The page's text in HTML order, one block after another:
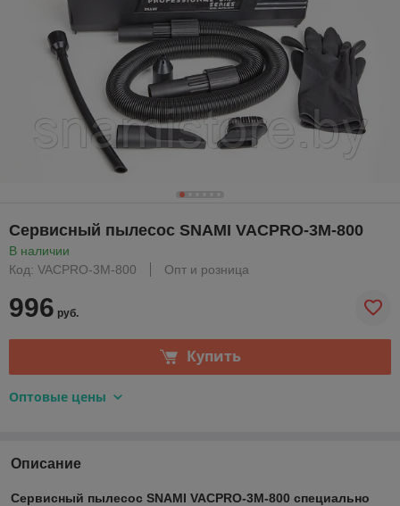
Сервисный пылесос SNAMI VACPRO-3M-800
В наличии
Код: VACPRO-3M-800
Опт и розница
996 руб.
Купить
Оптовые цены
Описание
Сервисный пылесос SNAMI VACPRO-3M-800 специально